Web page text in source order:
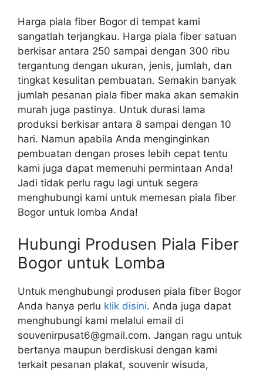
Harga piala fiber Bogor di tempat kami
sangatlah terjangkau. Harga piala fiber satuan
berkisar antara 250 sampai dengan 300 ribu
tergantung dengan ukuran, jenis, jumlah, dan
tingkat kesulitan pembuatan. Semakin banyak
jumlah pesanan piala fiber maka akan semakin
murah juga pastinya. Untuk durasi lama
produksi berkisar antara 8 sampai dengan 10
hari. Namun apabila Anda menginginkan
pembuatan dengan proses lebih cepat tentu
kami juga dapat memenuhi permintaan Anda!
Jadi tidak perlu ragu lagi untuk segera
menghubungi kami untuk memesan piala fiber
Bogor untuk lomba Anda!
Hubungi Produsen Piala Fiber
Bogor untuk Lomba
Untuk menghubungi produsen piala fiber Bogor
Anda hanya perlu klik disini. Anda juga dapat
menghubungi kami melalui email di
souvenirpusat6@gmail.com. Jangan ragu untuk
bertanya maupun berdiskusi dengan kami
terkait pesanan plakat, souvenir wisuda,